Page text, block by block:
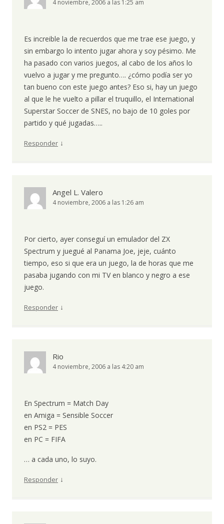
4 noviembre, 2006 a las 1:25 am
Es increible la de recuerdos que me trae ese juego, y
sin embargo lo intento jugar ahora y soy pésimo. Me
ha pasado con varios juegos, al cabo de los años lo
vuelvo a jugar y me pregunto…. ¿cómo podía ser yo
tan bueno con este juego antes? Eso si, hay un juego
al que le he vuelto a pillar el truquillo, el International
Superstar Soccer de SNES, no bajo de 10 goles por
partido y qué jugadas…..
Responder ↓
Angel L. Valero
4 noviembre, 2006 a las 1:26 am
Por cierto, ayer conseguí un emulador del ZX
Spectrum y juegué al Panama Joe, jeje, cuánto
tiempo, eso si que era un juego, la de horas que me
pasaba jugando con mi TV en blanco y negro a ese
juego.
Responder ↓
Rio
4 noviembre, 2006 a las 4:20 am
En Spectrum = Match Day
en Amiga = Sensible Soccer
en PS2 = PES
en PC = FIFA
… a cada uno, lo suyo.
Responder ↓